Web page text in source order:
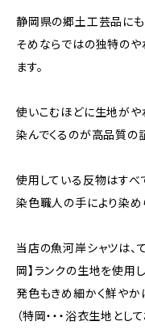
静岡県の郷土工芸品にも
そめならではの独特の
ます。
使いこむほどに生地がや
染んでくるのが高品質の
使用している反物はす
染色職人の手により染め
当店の魚河岸シャツは、
岡】ランクの生地を使用
発色もきめ細かく鮮やか
（特岡・・・浴衣生地と